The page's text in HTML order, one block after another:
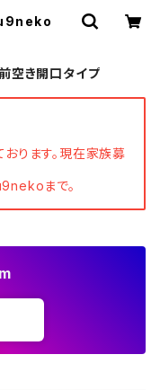
前空き開口タイプ
ります。現在家族募
まで。